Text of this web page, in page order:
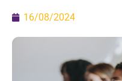
16/08/2024